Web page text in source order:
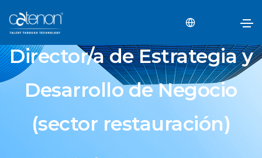
Director/a de Estrategia y
Desarrollo de Negocio
(sector restauración)